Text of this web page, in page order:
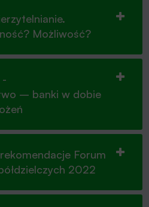
Możliwość?
-
– banki w dobie
Forum
2022